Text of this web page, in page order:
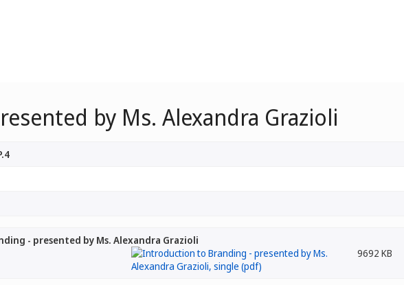
by Ms. Alexandra Grazioli
- presented by Ms. Alexandra Grazioli
9692 KB